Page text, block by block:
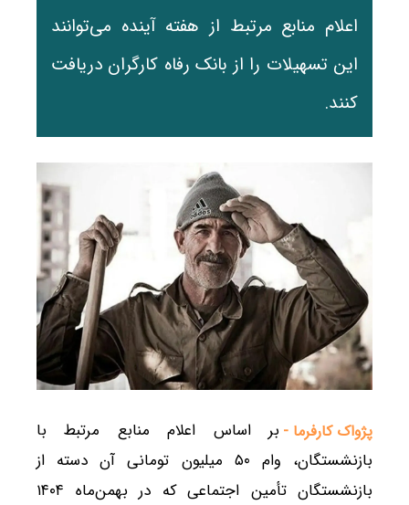
اعلام منابع مرتبط از هفته آینده می‌توانند
این تسهیلات را از بانک رفاه کارگران دریافت
کنند.
پژواک کارفرما - بر اساس اعلام منابع مرتبط با
بازنشستگان، وام ۵۰ میلیون تومانی آن دسته از
بازنشستگان تأمین اجتماعی که در بهمن‌ماه ۱۴۰۴